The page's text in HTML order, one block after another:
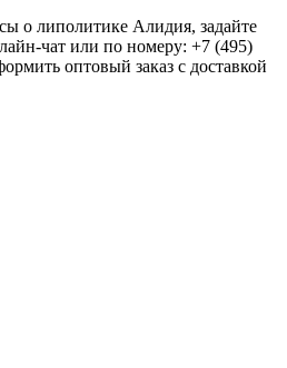
о липолитике Алидия, задайте
чат или по номеру: +7 (495)
оптовый заказ с доставкой